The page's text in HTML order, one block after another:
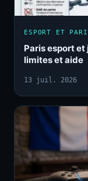
ESPORT ET
Paris esport
limites et aide
13 juil. 2026